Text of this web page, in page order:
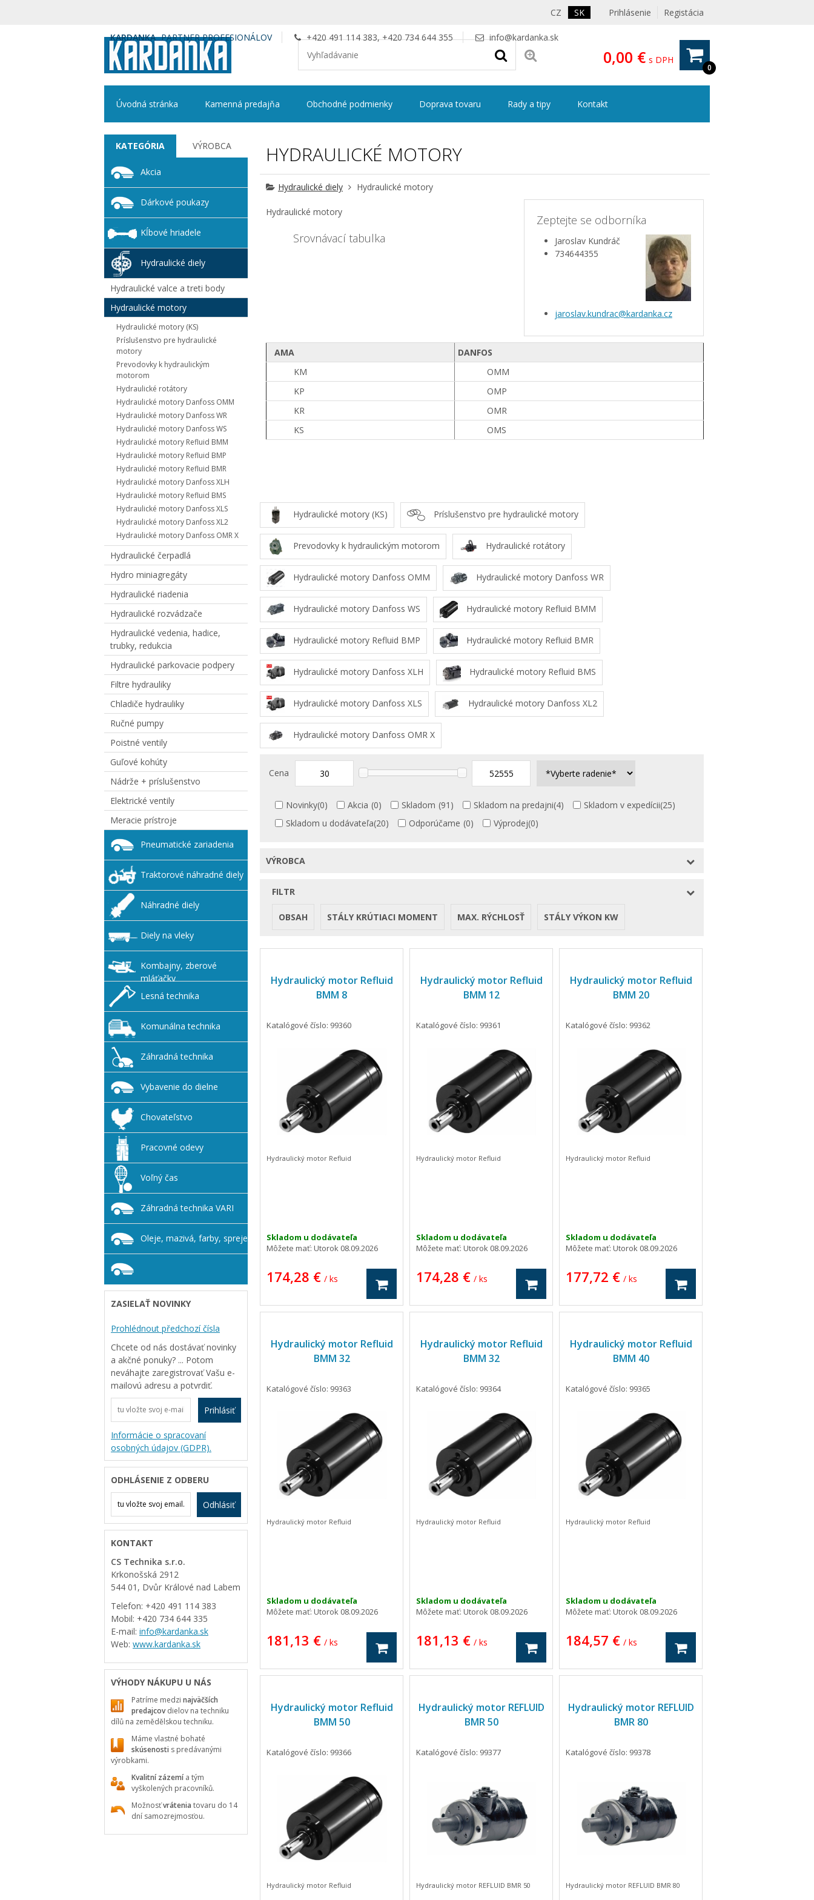
Prihlásenie Registácia
CZ SK
KARDANKA PARTNER PROFESIONÁLOV +420 491 114 383, +420 734 644 355 info@kardanka.sk
0
0,00 € s DPH
Úvodná stránka Kamenná predajňa Obchodné podmienky Doprava tovaru Rady a tipy Kontakt
HYDRAULICKÉ MOTORY
Hydraulické diely Hydraulické motory
Zeptejte se odborníka
Jaroslav Kundráč
734644355
jaroslav.kundrac@kardanka.cz
Hydraulické motory
Srovnávací tabulka
AMA
DANFOS
KM
OMM
KP
OMP
KR
OMR
KS
OMS
Hydraulické motory (KS) Príslušenstvo pre hydraulické motory
Prevodovky k hydraulickým motorom Hydraulické rotátory
Hydraulické motory Danfoss OMM Hydraulické motory Danfoss WR
Hydraulické motory Danfoss WS Hydraulické motory Refluid BMM
Hydraulické motory Refluid BMP Hydraulické motory Refluid BMR
Hydraulické motory Danfoss XLH Hydraulické motory Refluid BMS
Hydraulické motory Danfoss XLS Hydraulické motory Danfoss XL2
Hydraulické motory Danfoss OMR X
Cena
Novinky(0) Akcia (0) Skladom (91) Skladom na predajni(4) Skladom v expedícii(25)
Skladom u dodávateľa(20) Odporúčame (0) Výprodej(0)
VÝROBCA
FILTR
OBSAH STÁLY KRÚTIACI MOMENT MAX. RÝCHLOSŤ STÁLY VÝKON KW
Hydraulický motor Refluid
BMM 8
Katalógové číslo: 99360
Skladom u dodávateľa
Môžete mať: Utorok 08.09.2026
174,28 € / ks
Hydraulický motor Refluid
Hydraulický motor Refluid
BMM 12
Katalógové číslo: 99361
Skladom u dodávateľa
Môžete mať: Utorok 08.09.2026
174,28 € / ks
Hydraulický motor Refluid
Hydraulický motor Refluid
BMM 20
Katalógové číslo: 99362
Skladom u dodávateľa
Môžete mať: Utorok 08.09.2026
177,72 € / ks
Hydraulický motor Refluid
Hydraulický motor Refluid
BMM 32
Katalógové číslo: 99363
Skladom u dodávateľa
Môžete mať: Utorok 08.09.2026
181,13 € / ks
Hydraulický motor Refluid
Hydraulický motor Refluid
BMM 32
Katalógové číslo: 99364
Skladom u dodávateľa
Môžete mať: Utorok 08.09.2026
181,13 € / ks
Hydraulický motor Refluid
Hydraulický motor Refluid
BMM 40
Katalógové číslo: 99365
Skladom u dodávateľa
Môžete mať: Utorok 08.09.2026
184,57 € / ks
Hydraulický motor Refluid
Hydraulický motor Refluid
BMM 50
Katalógové číslo: 99366
Hydraulický motor Refluid
Hydraulický motor REFLUID
BMR 50
Katalógové číslo: 99377
Hydraulický motor REFLUID BMR 50
Hydraulický motor REFLUID
BMR 80
Katalógové číslo: 99378
Hydraulický motor REFLUID BMR 80
KATEGÓRIA VÝROBCA
Akcia
Dárkové poukazy
Kĺbové hriadele
Hydraulické diely
Hydraulické valce a treti body
Hydraulické motory
Hydraulické motory (KS)
Príslušenstvo pre hydraulické
motory
Prevodovky k hydraulickým
motorom
Hydraulické rotátory
Hydraulické motory Danfoss OMM
Hydraulické motory Danfoss WR
Hydraulické motory Danfoss WS
Hydraulické motory Refluid BMM
Hydraulické motory Refluid BMP
Hydraulické motory Refluid BMR
Hydraulické motory Danfoss XLH
Hydraulické motory Refluid BMS
Hydraulické motory Danfoss XLS
Hydraulické motory Danfoss XL2
Hydraulické motory Danfoss OMR X
Hydraulické čerpadlá
Hydro miniagregáty
Hydraulické riadenia
Hydraulické rozvádzače
Hydraulické vedenia, hadice,
trubky, redukcia
Hydraulické parkovacie podpery
Filtre hydrauliky
Chladiče hydrauliky
Ručné pumpy
Poistné ventily
Guľové kohúty
Nádrže + príslušenstvo
Elektrické ventily
Meracie prístroje
Pneumatické zariadenia
Traktorové náhradné diely
Náhradné diely
Diely na vleky
Kombajny, zberové
mláťačky
Lesná technika
Komunálna technika
Záhradná technika
Vybavenie do dielne
Chovateľstvo
Pracovné odevy
Voľný čas
Záhradná technika VARI
Oleje, mazivá, farby, spreje
ZASIELAŤ NOVINKY
Prohlédnout předchozí čísla
Chcete od nás dostávať novinky
a akčné ponuky? ... Potom
neváhajte zaregistrovať Vašu e-
mailovú adresu a potvrdiť.
Prihlásiť
Informácie o spracovaní
osobných údajov (GDPR).
ODHLÁSENIE Z ODBERU
Odhlásiť
KONTAKT
CS Technika s.r.o.
Krkonošská 2912
544 01, Dvůr Králové nad Labem
Telefon: +420 491 114 383
Mobil: +420 734 644 335
E-mail: info@kardanka.sk
Web: www.kardanka.sk
VÝHODY NÁKUPU U NÁS
Patríme medzi najväčších
predajcovdielov na techniku
dílů na zemědělskou techniku.
Máme vlastné bohaté
skúsenosti s predávanými
výrobkami.
Kvalitní zázemía tým
vyškolených pracovníků.
Možnosťvrátenia tovaru do 14
dní samozrejmosťou.